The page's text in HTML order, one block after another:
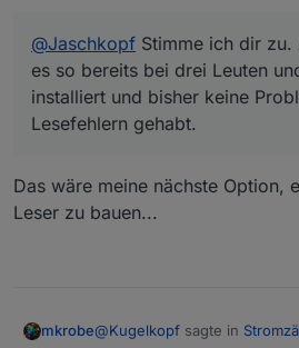
>S
;Tagesverbrauch
if chg[hr]>0
and hr==0
sm=v2
svars
;Monatsverbrauch
@Jaschkopf Stimme ich dir
es so bereits bei drei Leuten
installiert und bisher keine
Lesefehlern gehabt.
Das wäre meine nächste Option,
Leser zu bauen...
mkrobe@Kugelkopf sagte in